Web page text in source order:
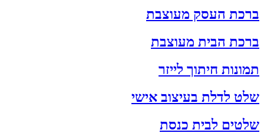
ברכת העסק מעוצבת
ברכת הבית מעוצבת
תמונות חיתוך לייזר
שלט לדלת בעיצוב אישי
שלטים לבית כנסת